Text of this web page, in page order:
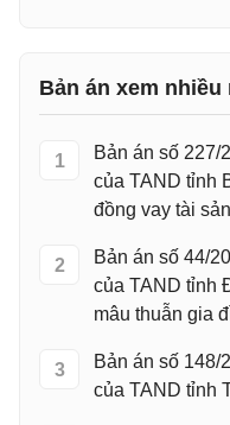
Bản án xem nhiều
1
Bản án số 227/
của TAND tỉnh
đồng vay tài sản
2
Bản án số 44/
của TAND tỉnh
mâu thuẫn gia
3
Bản án số 148/
của TAND tỉnh